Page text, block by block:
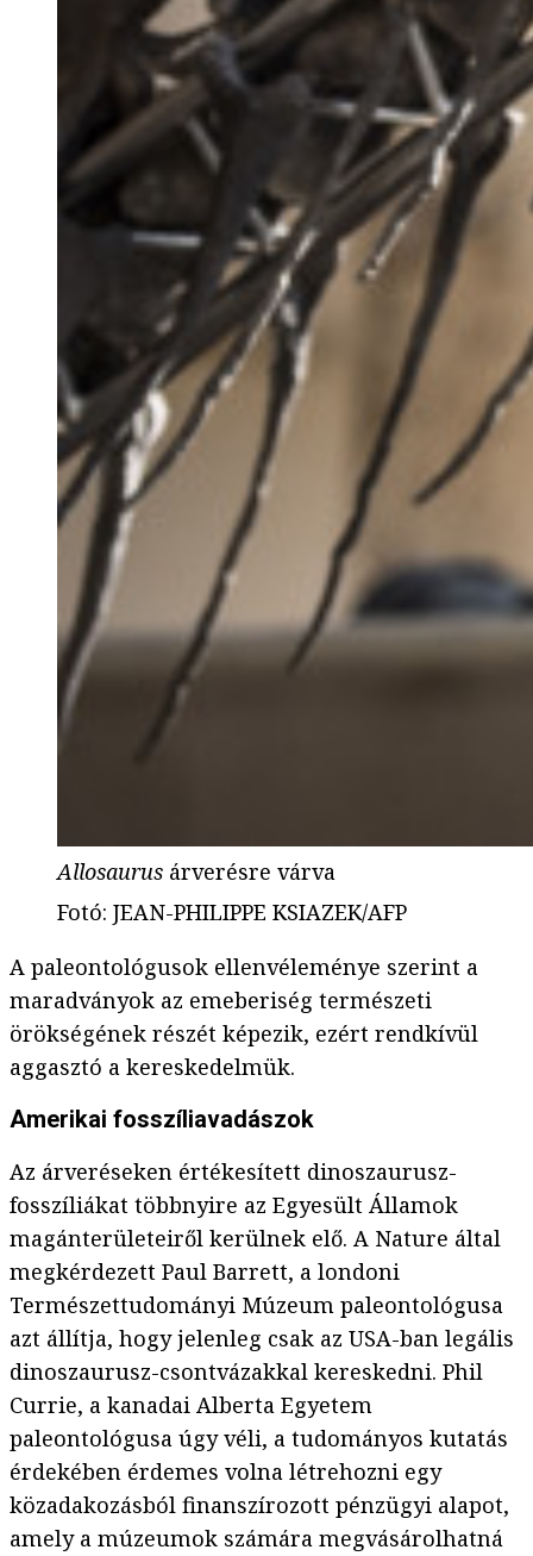
Allosaurus árverésre várva
Fotó: JEAN-PHILIPPE KSIAZEK/AFP
A paleontológusok ellenvéleménye szerint a
maradványok az emeberiség természeti
örökségének részét képezik, ezért rendkívül
aggasztó a kereskedelmük.
Amerikai fosszíliavadászok
Az árveréseken értékesített dinoszaurusz-
fosszíliákat többnyire az Egyesült Államok
magánterületeiről kerülnek elő. A Nature által
megkérdezett Paul Barrett, a londoni
Természettudományi Múzeum paleontológusa
azt állítja, hogy jelenleg csak az USA-ban legális
dinoszaurusz-csontvázakkal kereskedni. Phil
Currie, a kanadai Alberta Egyetem
paleontológusa úgy véli, a tudományos kutatás
érdekében érdemes volna létrehozni egy
közadakozásból finanszírozott pénzügyi alapot,
amely a múzeumok számára megvásárolhatná